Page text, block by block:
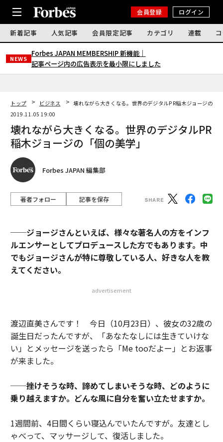
会員登録 ログイン
新着記事 人気記事 会員限定記事 カテゴリ 連載
NEWS
Forbes JAPAN MEMBERSHIP 新機能｜
記事ページ内の広告表示を最小限にしました
トップ ビジネス
壊れながら大きくなる。世界のデジタルPR稲木ジョージの「
2019.11.05 19:00
壊れながら大きくなる。世界のデジタルPR
稲木ジョージの「個の美学」
Forbes JAPAN 編集部
著者フォロー 記事を保存
──ジョージさんといえば、様々な著名人の方をインフ
ルエンサーとしてプロデュースした方でもあります。中
でもジョージさんが特に尊敬している人、好きな人を教
えてください。
advertisement
渡辺直美さんです！ 今日（10月23日）、彼女の32歳の
誕生日だったんですが、「あなたなしには生きていけな
い」とメッセージを送ったら「Me tooだよー」とお返事
が来ました。
──挫けそうな時、諦めてしまいそうな時、どのように
乗り越えますか。どんな風に自分を奮い立たせますか。
1週間前、4日間くらい寝込んでいたんですが。友達とし
ゃべって、マッサージして、復活しました。